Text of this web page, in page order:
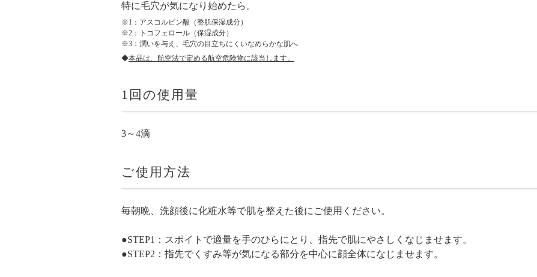
特に毛穴が気になり始めたら。
※1：アスコルビン酸（整肌保湿成分）
※2：トコフェロール（保湿成分）
※3：潤いを与え、毛穴の目立ちにくいなめらかな肌へ
◆本品は、航空法で定める航空危険物に該当します。
1回の使用量
3～4滴
ご使用方法
毎朝晩、洗顔後に化粧水等で肌を整えた後にご使用ください。
●STEP1：スポイトで適量を手のひらにとり、指先で肌にやさしくなじませます。
●STEP2：指先でくすみ等が気になる部分を中心に顔全体になじませます。